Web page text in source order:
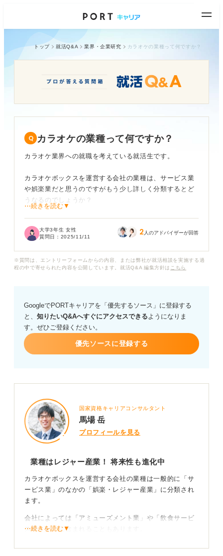
トップ 就活Q&A 業界・企業研究 カラオケの業種って何ですか？
カラオケの業種って何ですか？
カラオケ業界への就職を考えている就活生です。
カラオケボックスを運営する会社の業種は、サービス業
や娯楽業だと思うのですがもう少し詳しく分類するとど
うなるのでしょうか？
ると思っていて、その観点から言うと同じ業種であるカ
就職するうえで業界の動向として注目しておくべき点
⋯続きを読む▼
大学3年生 女性
質問日： 2025/11/11 2 人のアドバイザーが回答
※質問は、エントリーフォームからの内容、または弊社が就活相談を実施する過
程の中で寄せられた内容を公開しています。就活Q&A 編集方針は こちら
GoogleでPORTキャリアを「優先するソース」に登録する
と、 知りたいQ&Aへすぐにアクセスできるようになりま
す。ぜひご登録ください。
優先ソースに登録する
国家資格キャリアコンサルタント
馬場 岳
プロフィールを見る
業種はレジャー産業！ 将来性も進化中
カラオケボックスを運営する会社の業種は一般的に「サ
ービス業」のなかの「娯楽・レジャー産業」に分類され
ます。
会社によっては「アミューズメント業」や「飲食サービ
ス業」などに含まれることもあります。
⋯続きを読む▼